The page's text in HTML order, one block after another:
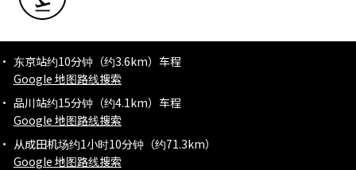
东京站约10分钟（约3.6km）车程
Google 地图路线搜索
品川站约15分钟（约4.1km）车程
Google 地图路线搜索
从成田机场约1小时10分钟（约71.3km）
Google 地图路线搜索